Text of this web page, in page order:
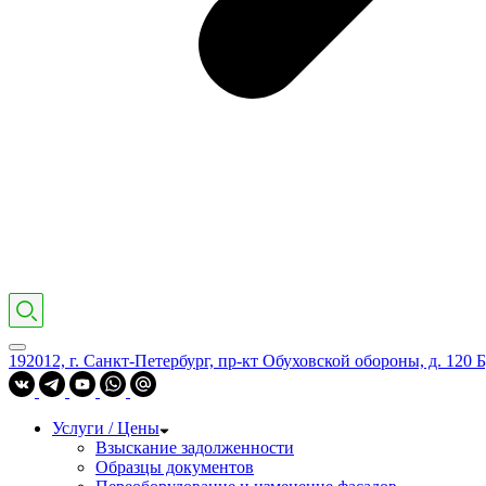
192012, г. Санкт-Петербург, пр-кт Обуховской обороны, д. 120
Услуги / Цены
Взыскание задолженности
Образцы документов